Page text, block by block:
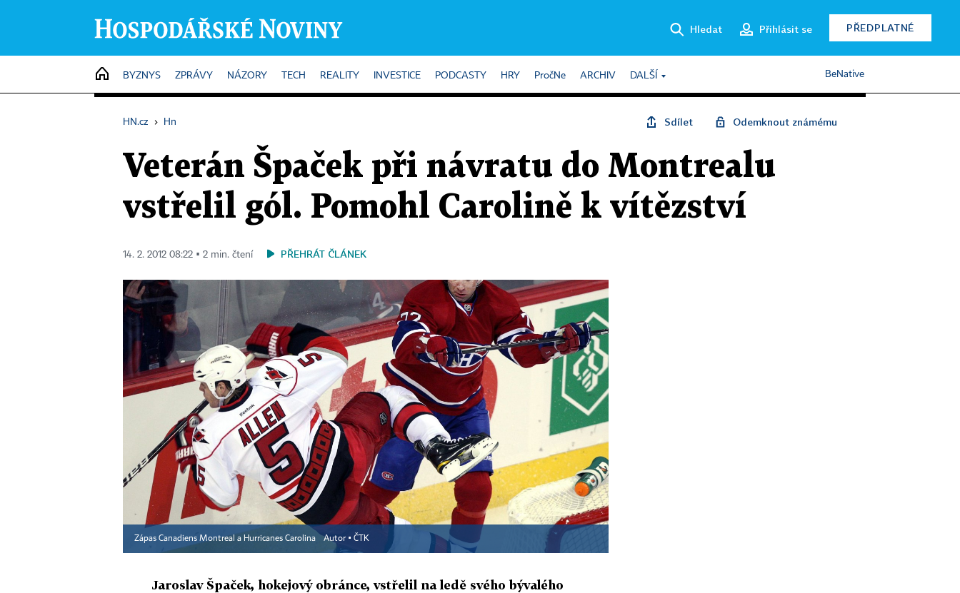
Hledat Přihlásit se PŘEDPLATNÉ
HOME
BYZNYS ZPRÁVY NÁZORY TECH REALITY INVESTICE PODCASTY HRY PročNe ARCHIV DALŠÍ BeNative
HN.cz › Hn Sdílet Odemknout známému
Veterán Špaček při návratu do Montrealu
vstřelil gól. Pomohl Carolině k vítězství
14. 2. 2012 08:22 ▪ 2 min. čtení PŘEHRÁT ČLÁNEK
Zápas Canadiens Montreal a Hurricanes Carolina Autor ▪ ČTK
Jaroslav Špaček, hokejový obránce, vstřelil na ledě svého bývalého